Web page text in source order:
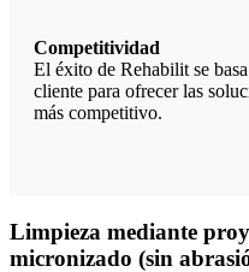
Competitividad
El éxito de Rehabilit se
cliente para ofrecer las
más competitivo.
Limpieza mediante
micronizado (sin